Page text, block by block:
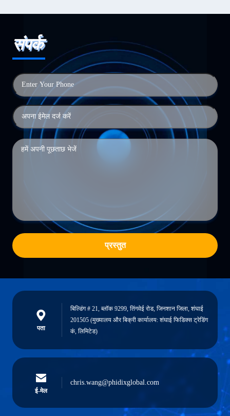
संपर्क
प्रस्तुत
पता
बिल्डिंग # 21, ब्लॉक 9299, तिंगवेई रोड, जिनशान जिला, शंघाई
201505 (मुख्यालय और बिक्री कार्यालय: शंघाई फिडिक्स ट्रेडिंग
कं, लिमिटेड)
ई-मेल
chris.wang@phidixglobal.com